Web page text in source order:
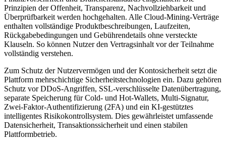
Prinzipien der Offenheit, Transparenz, Nachvollziehbarkeit und
Überprüfbarkeit werden hochgehalten. Alle Cloud-Mining-Verträge
enthalten vollständige Produktbeschreibungen, Laufzeiten,
Rückgabebedingungen und Gebührendetails ohne versteckte
Klauseln. So können Nutzer den Vertragsinhalt vor der Teilnahme
vollständig verstehen.
Zum Schutz der Nutzervermögen und der Kontosicherheit setzt die
Plattform mehrschichtige Sicherheitstechnologien ein. Dazu gehören
Schutz vor DDoS-Angriffen, SSL-verschlüsselte Datenübertragung,
separate Speicherung für Cold- und Hot-Wallets, Multi-Signatur,
Zwei-Faktor-Authentifizierung (2FA) und ein KI-gestütztes
intelligentes Risikokontrollsystem. Dies gewährleistet umfassende
Datensicherheit, Transaktionssicherheit und einen stabilen
Plattformbetrieb.